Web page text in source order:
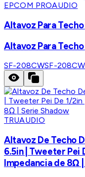
EPCOM PROAUDIO
Altavoz Para
Altavoz Para
SF-208CWSF-208CW
TRUAUDIO
Altavoz De Techo
6.5in | Tweeter Pei
Impedancia de 8Ω